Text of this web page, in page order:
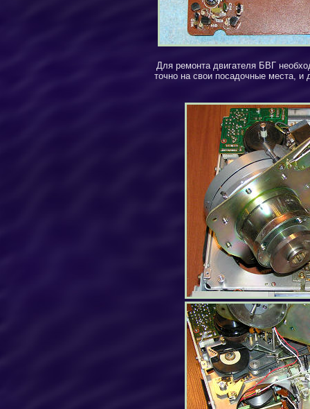
Для ремонта двигателя БВГ
точно на свои посадочные места, и